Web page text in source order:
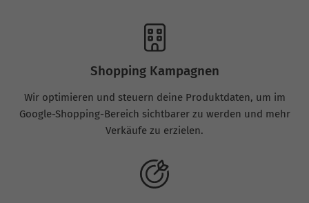
Shopping Kampagnen
Wir optimieren und steuern deine Produktdaten, um im
Google-Shopping-Bereich sichtbarer zu werden und mehr
Verkäufe zu erzielen.